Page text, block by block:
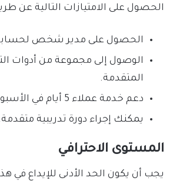
الحصول على الامتيازات التالية عن
الحصول على مدير شخص
الوصول إلى مجموعة من أدوات
المتقدمة.
دعم خدمة عملاء 5 أيام في الأسبوع.
يمكنك إجراء دورة تدريبية
المستوى الاحترافي
يجب أن يكون الحد الأدنى للإيداع في